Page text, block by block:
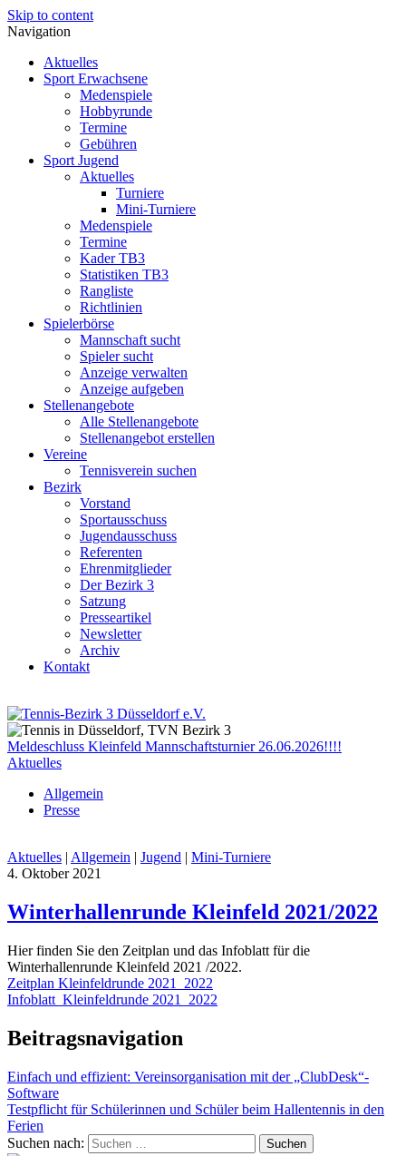
Skip to content
Navigation
Aktuelles
Sport Erwachsene
Medenspiele
Hobbyrunde
Termine
Gebühren
Sport Jugend
Aktuelles
Turniere
Mini-Turniere
Medenspiele
Termine
Kader TB3
Statistiken TB3
Rangliste
Richtlinien
Spielerbörse
Mannschaft sucht
Spieler sucht
Anzeige verwalten
Anzeige aufgeben
Stellenangebote
Alle Stellenangebote
Stellenangebot erstellen
Vereine
Tennisverein suchen
Bezirk
Vorstand
Sportausschuss
Jugendausschuss
Referenten
Ehrenmitglieder
Der Bezirk 3
Satzung
Presseartikel
Newsletter
Archiv
Kontakt
Meldeschluss Kleinfeld Mannschaftsturnier 26.06.2026!!!!
Aktuelles
Allgemein
Presse
Aktuelles | Allgemein | Jugend | Mini-Turniere
4. Oktober 2021
Winterhallenrunde Kleinfeld 2021/2022
Hier finden Sie den Zeitplan und das Infoblatt für die
Winterhallenrunde Kleinfeld 2021 /2022.
Zeitplan Kleinfeldrunde 2021_2022
Infoblatt_Kleinfeldrunde 2021_2022
Beitragsnavigation
Einfach und effizient: Vereinsorganisation mit der „ClubDesk“-
Software
Testpflicht für Schülerinnen und Schüler beim Hallentennis in den
Ferien
Suchen nach: